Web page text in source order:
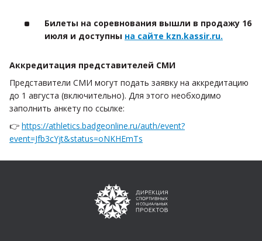
Билеты на соревнования вышли в продажу 16
июля и доступны на сайте kzn.kassir.ru.
Аккредитация представителей СМИ
Представители СМИ могут подать заявку на аккредитацию
до 1 августа (включительно). Для этого необходимо
заполнить анкету по ссылке:
👉 https://athletics.badgeonline.ru/auth/event?
event=Jfb3cYjt&status=oNKHEmTs